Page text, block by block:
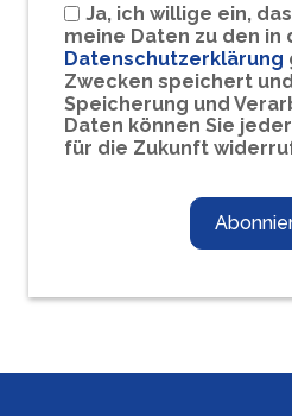
Ja, ich willige ein,
meine Daten zu den in
Datenschutzerklärung
Zwecken speichert
Speicherung und
Daten können Sie
für die Zukunft